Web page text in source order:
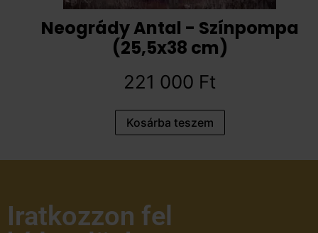
Neogrády Antal - Színpompa
(25,5x38 cm)
221 000 Ft
Kosárba teszem
Iratkozzon fel